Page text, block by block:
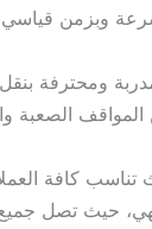
سرعة وبزمن
ومحترفة
الصعبة
تناسب كافة
حيث تصل جميع